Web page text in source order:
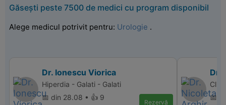
Găsești peste 7500 de medici cu program disponibil
Alege medicul potrivit pentru: Urologie .
Dr. Ionescu Viorica
Hiperdia - Galati - Galati
📅 din 28.08 • 👍 9
Rezervă
Dr.
📅